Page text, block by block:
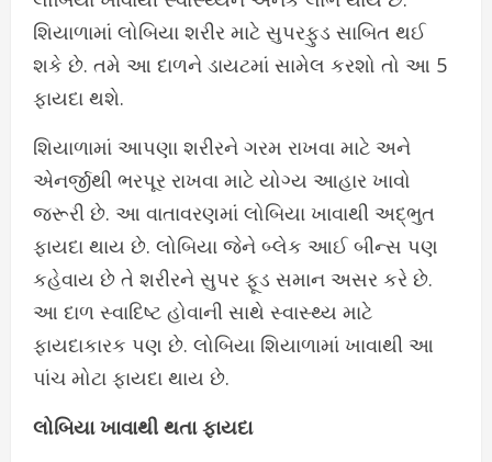
શિયાળામાં લોબિયા શરીર માટે સુપરફુડ સાબિત થઈ
શકે છે. તમે આ દાળને ડાયટમાં સામેલ કરશો તો આ 5
ફાયદા થશે.
શિયાળામાં આપણા શરીરને ગરમ રાખવા માટે અને
એનર્જીથી ભરપૂર રાખવા માટે યોગ્ય આહાર ખાવો
જરૂરી છે. આ વાતાવરણમાં લોબિયા ખાવાથી અદ્ભુત
ફાયદા થાય છે. લોબિયા જેને બ્લેક આઈ બીન્સ પણ
કહેવાય છે તે શરીરને સુપર ફૂડ સમાન અસર કરે છે.
આ દાળ સ્વાદિષ્ટ હોવાની સાથે સ્વાસ્થ્ય માટે
ફાયદાકારક પણ છે. લોબિયા શિયાળામાં ખાવાથી આ
પાંચ મોટા ફાયદા થાય છે.
લોબિયા ખાવાથી થતા ફાયદા